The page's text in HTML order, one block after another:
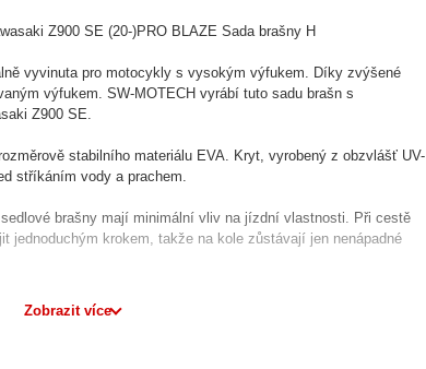
Z900 SE (20-)PRO BLAZE Sada brašny H
vyvinuta pro motocykly s vysokým výfukem. Díky zvýšené
výfukem. SW-MOTECH vyrábí tuto sadu brašn s
Z900 SE.
stabilního materiálu EVA. Kryt, vyrobený z obzvlášť UV-
stříkáním vody a prachem.
brašny mají minimální vliv na jízdní vlastnosti. Při cestě
jednoduchým krokem, takže na kole zůstávají jen nenápadné
opěrná ramena, výkonný háček a poučko a další bezpečnostní
Zobrazit více